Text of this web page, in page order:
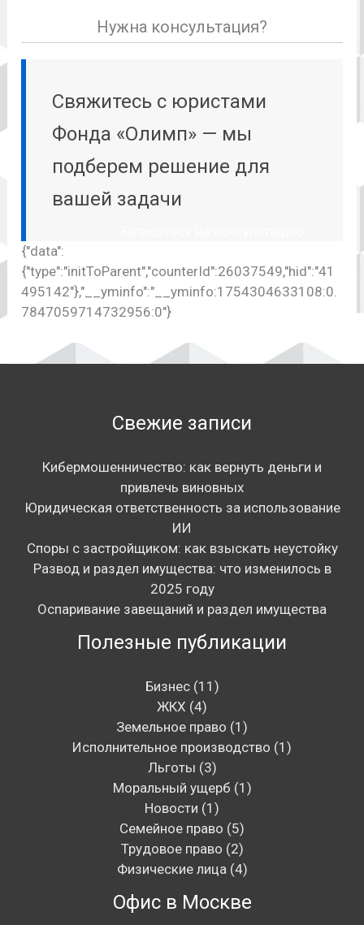
Нужна консультация?
Свяжитесь с юристами
Фонда «Олимп» — мы
подберем решение для
вашей задачи
{"data":
{"type":"initToParent","counterId":26037549,"hid":"41
495142"},"__yminfo":"__yminfo:1754304633108:0.
7847059714732956:0"}
Свежие записи
Кибермошенничество: как вернуть деньги и
привлечь виновных
Юридическая ответственность за использование
ИИ
Споры с застройщиком: как взыскать неустойку
Развод и раздел имущества: что изменилось в
2025 году
Оспаривание завещаний и раздел имущества
Полезные публикации
Бизнес(11)
ЖКХ (4)
Земельное право (1)
Исполнительное производство (1)
Льготы (3)
Моральный ущерб (1)
Новости (1)
Семейное право (5)
Трудовое право (2)
Физические лица (4)
Офис в Москве